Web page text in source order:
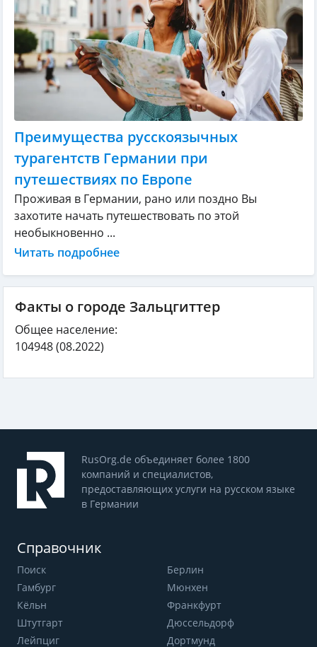
Преимущества русскоязычных
турагентств Германии при
путешествиях по Европе
Проживая в Германии, рано или поздно Вы
захотите начать путешествовать по этой
необыкновенно ...
Читать подробнее
Факты о городе Зальцгиттер
Общее население:
104948(08.2022)
RusOrg.de объединяет более 1800
компаний и специалистов,
предоставляющих услуги на русском языке
в Германии
Справочник
Поиск
Берлин
Гамбург
Мюнхен
Кёльн
Франкфурт
Штутгарт
Дюссельдорф
Лейпциг
Дортмунд